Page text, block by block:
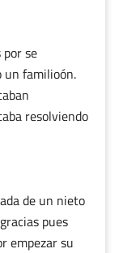
se
un familioón.
resolviendo
de un nieto
pues
empezar su